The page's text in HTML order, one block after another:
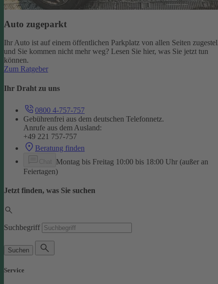
Auto zugeparkt
Ihr Auto ist auf einem öffentlichen Parkplatz von allen Seiten
und Sie kommen nicht mehr weg? Lesen Sie hier, was Sie jetzt tun
können.
Zum Ratgeber
Ihr Draht zu uns
0800 4-757-757
Gebührenfrei aus dem deutschen Telefonnetz.
Anrufe aus dem Ausland:
+49 221 757-757
Beratung finden
Montag bis Freitag 10:00 bis 18:00 Uhr (außer an
Feiertagen)
Jetzt finden, was Sie suchen
Suchbegriff
Suchen
Service